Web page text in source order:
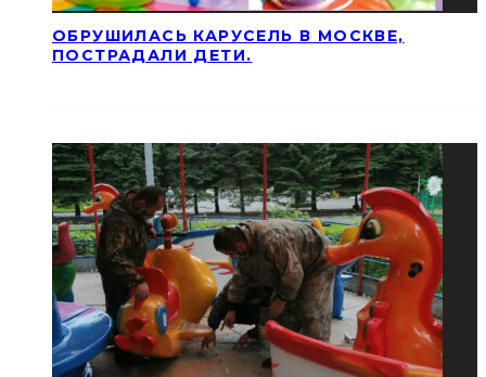
ОБРУШИЛАСЬ КАРУСЕЛЬ В МОСКВЕ,
ПОСТРАДАЛИ ДЕТИ.